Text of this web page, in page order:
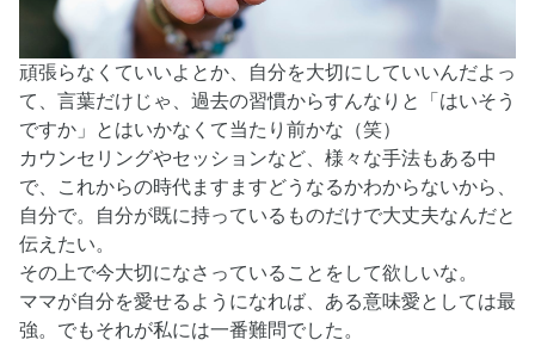
頑張らなくていいよとか、自分を大切にしていいんだよっ
て、言葉だけじゃ、過去の習慣からすんなりと「はいそう
ですか」とはいかなくて当たり前かな（笑）
カウンセリングやセッションなど、様々な手法もある中
で、これからの時代ますますどうなるかわからないから、
自分で。自分が既に持っているものだけで大丈夫なんだと
伝えたい。
その上で今大切になさっていることをして欲しいな。
ママが自分を愛せるようになれば、ある意味愛としては最
強。でもそれが私には一番難問でした。